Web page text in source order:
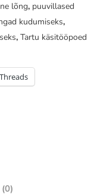
lõng, puuvillased
kudumiseks,
, Tartu käsitööpoed
Threads